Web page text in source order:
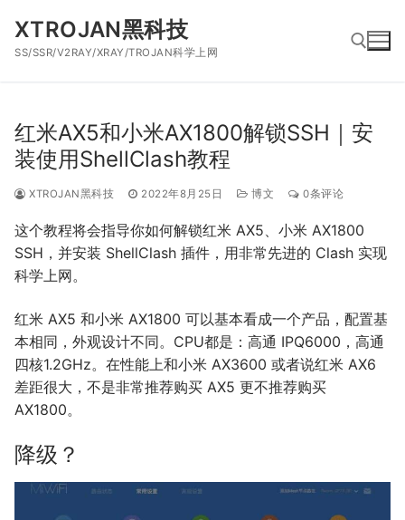
XTROJAN黑科技
SS/SSR/V2RAY/XRAY/TROJAN科学上网
红米AX5和小米AX1800解锁SSH｜安
装使用ShellClash教程
XTROJAN黑科技 2022年8月25日 博文 0条评论
这个教程将会指导你如何解锁红米 AX5、小米 AX1800
SSH，并安装 ShellClash 插件，用非常先进的 Clash 实现
科学上网。
红米 AX5 和小米 AX1800 可以基本看成一个产品，配置基
本相同，外观设计不同。CPU都是：高通 IPQ6000，高通
四核1.2GHz。在性能上和小米 AX3600 或者说红米 AX6
差距很大，不是非常推荐购买 AX5 更不推荐购买
AX1800。
降级？